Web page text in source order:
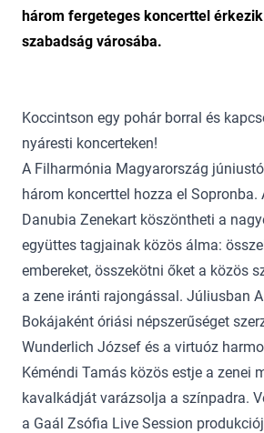
három fergeteges koncerttel
szabadság városába.
Koccintson egy pohár borral és
nyáresti koncerteken!
A Filharmónia Magyarország
három koncerttel hozza el Sopronba.
Danubia Zenekart köszöntheti a
együttes tagjainak közös álma:
embereket, összekötni őket a közös
a zene iránti rajongással. Júliusban
Bokájaként óriási népszerűséget
Wunderlich József és a virtuóz
Kéméndi Tamás közös estje a zenei
kavalkádját varázsolja a színpadra.
a Gaál Zsófia Live Session